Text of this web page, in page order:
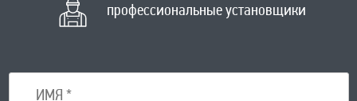
профессиональные установщики